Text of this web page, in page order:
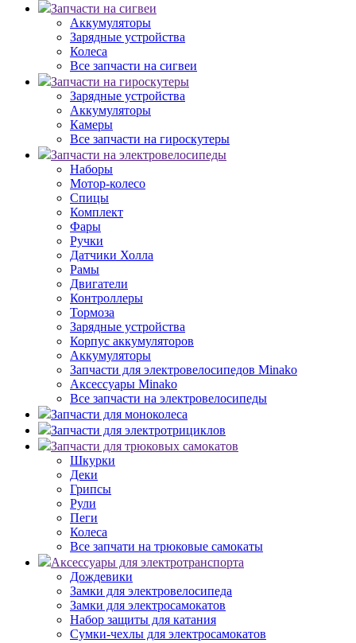
Запчасти на сигвеи
Аккумуляторы
Зарядные устройства
Колеса
Все запчасти на сигвеи
Запчасти на гироскутеры
Зарядные устройства
Аккумуляторы
Камеры
Все запчасти на гироскутеры
Запчасти на электровелосипеды
Наборы
Мотор-колесо
Спицы
Комплект
Фары
Ручки
Датчики Холла
Рамы
Двигатели
Контроллеры
Тормоза
Зарядные устройства
Корпус аккумуляторов
Аккумуляторы
Запчасти для электровелосипедов Minako
Аксессуары Minako
Все запчасти на электровелосипеды
Запчасти для моноколеса
Запчасти для электротрициклов
Запчасти для трюковых самокатов
Шкурки
Деки
Грипсы
Рули
Пеги
Колеса
Все запчати на трюковые самокаты
Аксессуары для электротранспорта
Дождевики
Замки для электровелосипеда
Замки для электросамокатов
Набор защиты для катания
Сумки-чехлы для электросамокатов